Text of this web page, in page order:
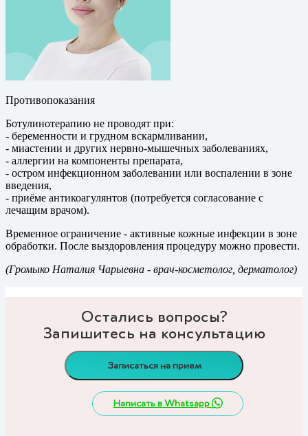
Противопоказания
Ботулинотерапию не проводят при:
- беременности и грудном вскармливании,
- миастении и других нервно-мышечных заболеваниях,
- аллергии на компоненты препарата,
- остром инфекционном заболевании или воспалении в зоне
введения,
- приёме антикоагулянтов (потребуется согласование с
лечащим врачом).
Временное ограничение - активные кожные инфекции в зоне
обработки. После выздоровления процедуру можно провести.
(Громыко Наталия Чарыевна - врач-косметолог, дерматолог)
Остались вопросы?
Запишитесь на консультацию
Записаться на прием
Написать в Whatsapp